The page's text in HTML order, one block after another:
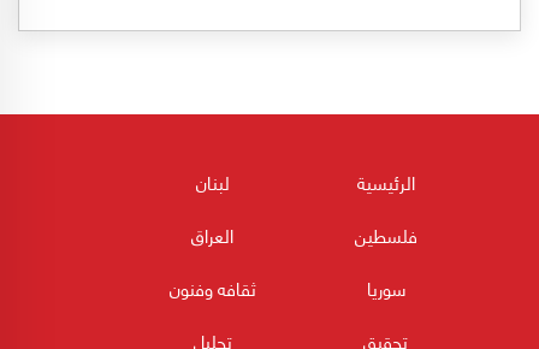
الرئيسية
لبنان
فلسطين
العراق
سوريا
ثقافه وفنون
تحقيق
تحليل